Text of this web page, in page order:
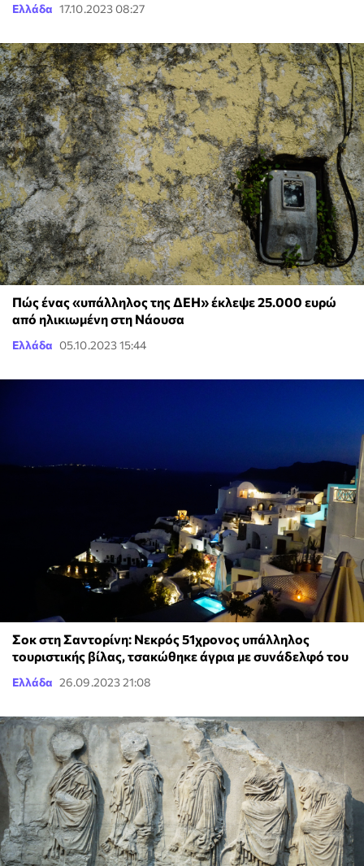
Ελλάδα 17.10.2023 08:27
Πώς ένας «υπάλληλος της ΔΕΗ» έκλεψε 25.000 ευρώ
από ηλικιωμένη στη Νάουσα
Ελλάδα 05.10.2023 15:44
Σοκ στη Σαντορίνη: Νεκρός 51χρονος υπάλληλος
τουριστικής βίλας, τσακώθηκε άγρια με συνάδελφό του
Ελλάδα 26.09.2023 21:08